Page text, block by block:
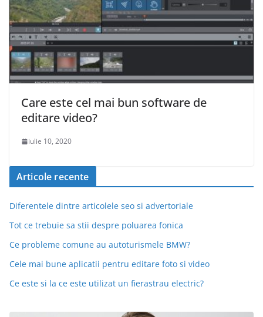
Care este cel mai bun software de
editare video?
iulie 10, 2020
Articole recente
Diferentele dintre articolele seo si advertoriale
Tot ce trebuie sa stii despre poluarea fonica
Ce probleme comune au autoturismele BMW?
Cele mai bune aplicatii pentru editare foto si video
Ce este si la ce este utilizat un fierastrau electric?